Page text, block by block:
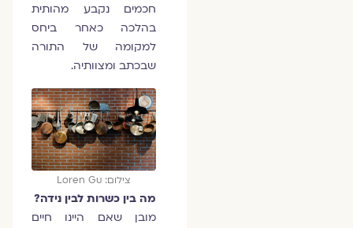
חכמים נקבע מהותית
בהלכה כאחר ביחס
למקומה של התורה
שבכתב ומצוותיה.
צילום: Loren Gu
מה בין כשרות לבין נידה?
מובן שאם היינו חיים